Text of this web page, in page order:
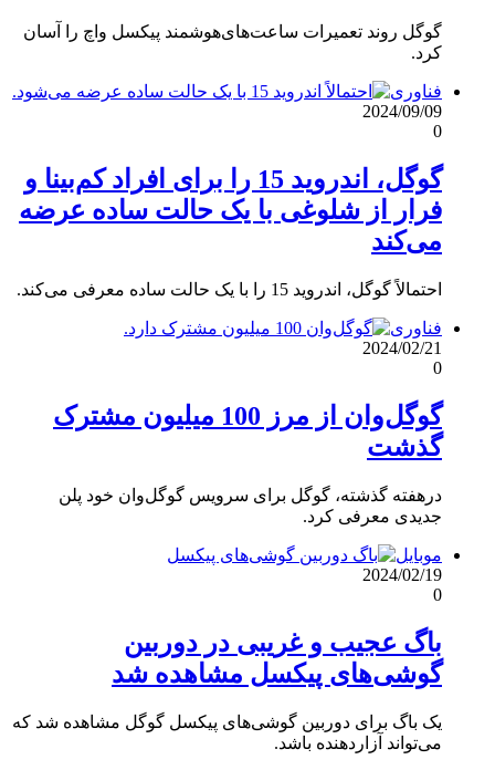
گوگل روند تعمیرات ساعت‌های‌هوشمند پیکسل واچ را آسان
کرد.
فناوری
2024/09/09
0
گوگل، اندروید 15 را برای افراد کم‌بینا و
فرار از شلوغی با یک حالت ساده عرضه
می‌کند
احتمالاً گوگل، اندروید 15 را با یک حالت ساده معرفی می‌کند.
فناوری
2024/02/21
0
گوگل‌وان از مرز 100 میلیون مشترک
گذشت
درهفته گذشته، گوگل برای سرویس گوگل‌وان خود پلن
جدیدی معرفی کرد.
موبایل
2024/02/19
0
باگ عجیب و غریبی در دوربین
گوشی‌های پیکسل مشاهده شد
یک باگ برای دوربین گوشی‌های پیکسل گوگل مشاهده شد که
می‌تواند آزاردهنده باشد.